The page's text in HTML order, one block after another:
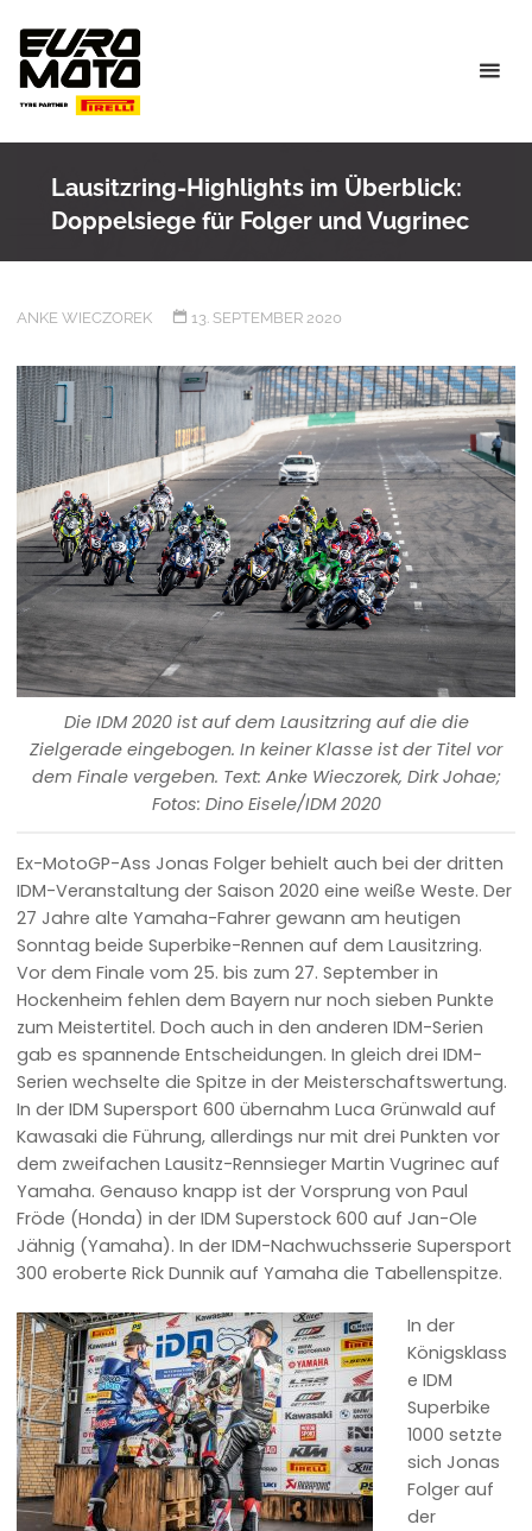
content
Lausitzring-Highlights im Überblick:
Doppelsiege für Folger und Vugrinec
ANKE WIECZOREK 13. SEPTEMBER 2020
Die IDM 2020 ist auf dem Lausitzring auf die die
Zielgerade eingebogen. In keiner Klasse ist der Titel vor
dem Finale vergeben. Text: Anke Wieczorek, Dirk Johae;
Fotos: Dino Eisele/IDM 2020
Ex-MotoGP-Ass Jonas Folger behielt auch bei der dritten
IDM-Veranstaltung der Saison 2020 eine weiße Weste. Der
27 Jahre alte Yamaha-Fahrer gewann am heutigen
Sonntag beide Superbike-Rennen auf dem Lausitzring.
Vor dem Finale vom 25. bis zum 27. September in
Hockenheim fehlen dem Bayern nur noch sieben Punkte
zum Meistertitel. Doch auch in den anderen IDM-Serien
gab es spannende Entscheidungen. In gleich drei IDM-
Serien wechselte die Spitze in der Meisterschaftswertung.
In der IDM Supersport 600 übernahm Luca Grünwald auf
Kawasaki die Führung, allerdings nur mit drei Punkten vor
dem zweifachen Lausitz-Rennsieger Martin Vugrinec auf
Yamaha. Genauso knapp ist der Vorsprung von Paul
Fröde (Honda) in der IDM Superstock 600 auf Jan-Ole
Jähnig (Yamaha). In der IDM-Nachwuchsserie Supersport
300 eroberte Rick Dunnik auf Yamaha die Tabellenspitze.
In der
Königsklass
e IDM
Superbike
1000 setzte
sich Jonas
Folger auf
der